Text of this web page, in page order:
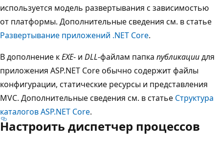
используется модель развертывания с зависимостью
от платформы. Дополнительные сведения см. в статье
Развертывание приложений .NET Core.
В дополнение кEXE- и DLL-файлам папка публикациидля
приложения ASP.NET Core обычно содержит файлы
конфигурации, статические ресурсы и представления
MVC. Дополнительные сведения см. в статье Структура
каталогов ASP.NET Core.
Настроить диспетчер процессов